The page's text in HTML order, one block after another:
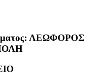
ΛΕΩΦΟΡΟΣ